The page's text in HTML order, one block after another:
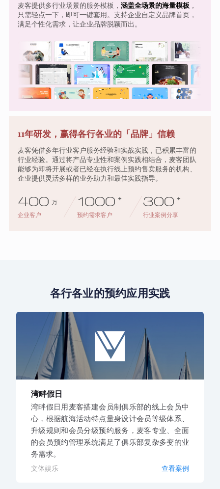
麦客提供多行业场景的服务模板， 涵盖全场景的海量模板 ，
只需轻点一下，即可一键套用。支持企业自定义品牌首页，
满足个性化需求，让企业品牌脱颖而出。
11年研发，赢得各行各业的「品牌」信赖
麦客凭借多年行业客户服务经验和实战实践，已积累丰富的
行业经验。通过将产品专业性和案例实践相结合，麦客团队
能够为即将开展或者已经在执行线上预约售卖服务的机构、
企业提供灵活多样的业务助力和最佳实践指导。
400 万
企业客户
1000 +
预约需求客户
300 +
行业案例分享
各行各业的预约应用实践
湾畔假日
湾畔假日用麦客搭建会员制俱乐部的线上会员中
心，根据航海活动特点量身设计会员等级体系、
升级规则和会员分级预约服务，麦客专业、全面
的会员预约管理系统满足了俱乐部复杂多变的业
务需求。
文体娱乐 查看案例